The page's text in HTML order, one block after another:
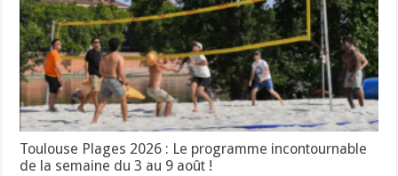
Toulouse Plages 2026 : Le programme incontournable
de la semaine du 3 au 9 août !